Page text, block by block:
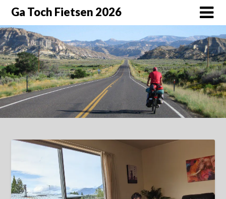
Doorgaan
naar
inhoud
Ga Toch Fietsen 2026